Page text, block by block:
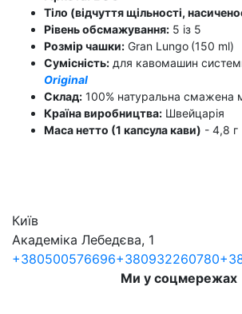
Тіло (відчуття щільності,
Рівень обсмажування: 5 із 5
Розмір чашки: Gran Lungo (150 ml)
Сумісність: для кавомашин
Original
Склад: 100% натуральна смажена
Країна виробництва: Швейцарія
Маса нетто (1 капсула кави) - 4,8 г
Київ
Академіка Лебедєва, 1
+380500576696+380932260780
Ми у соцмережах